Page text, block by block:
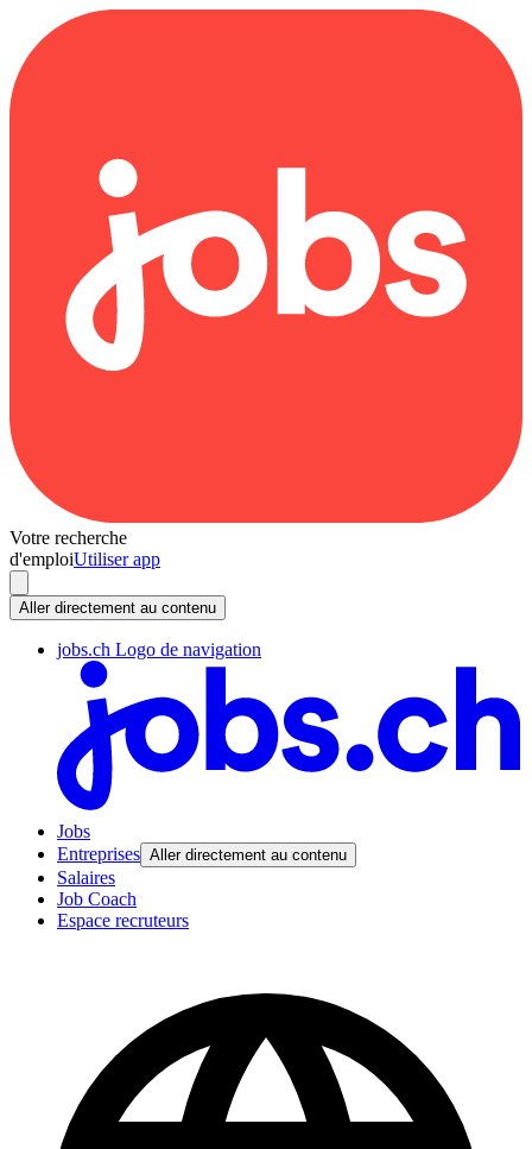
Votre recherche
d'emploiUtiliser app
Aller directement au contenu
jobs.ch Logo de navigation
Jobs
Entreprises Aller directement au contenu
Salaires
Job Coach
Espace recruteurs